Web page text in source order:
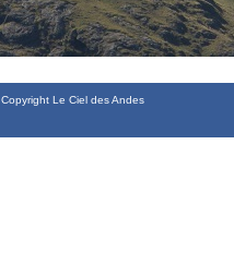
Copyright Le Ciel des Andes